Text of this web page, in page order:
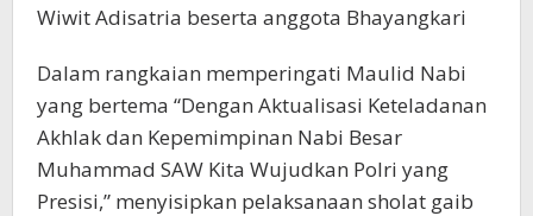
Wiwit Adisatria beserta anggota Bhayangkari
Dalam rangkaian memperingati Maulid Nabi
yang bertema “Dengan Aktualisasi Keteladanan
Akhlak dan Kepemimpinan Nabi Besar
Muhammad SAW Kita Wujudkan Polri yang
Presisi,” menyisipkan pelaksanaan sholat gaib